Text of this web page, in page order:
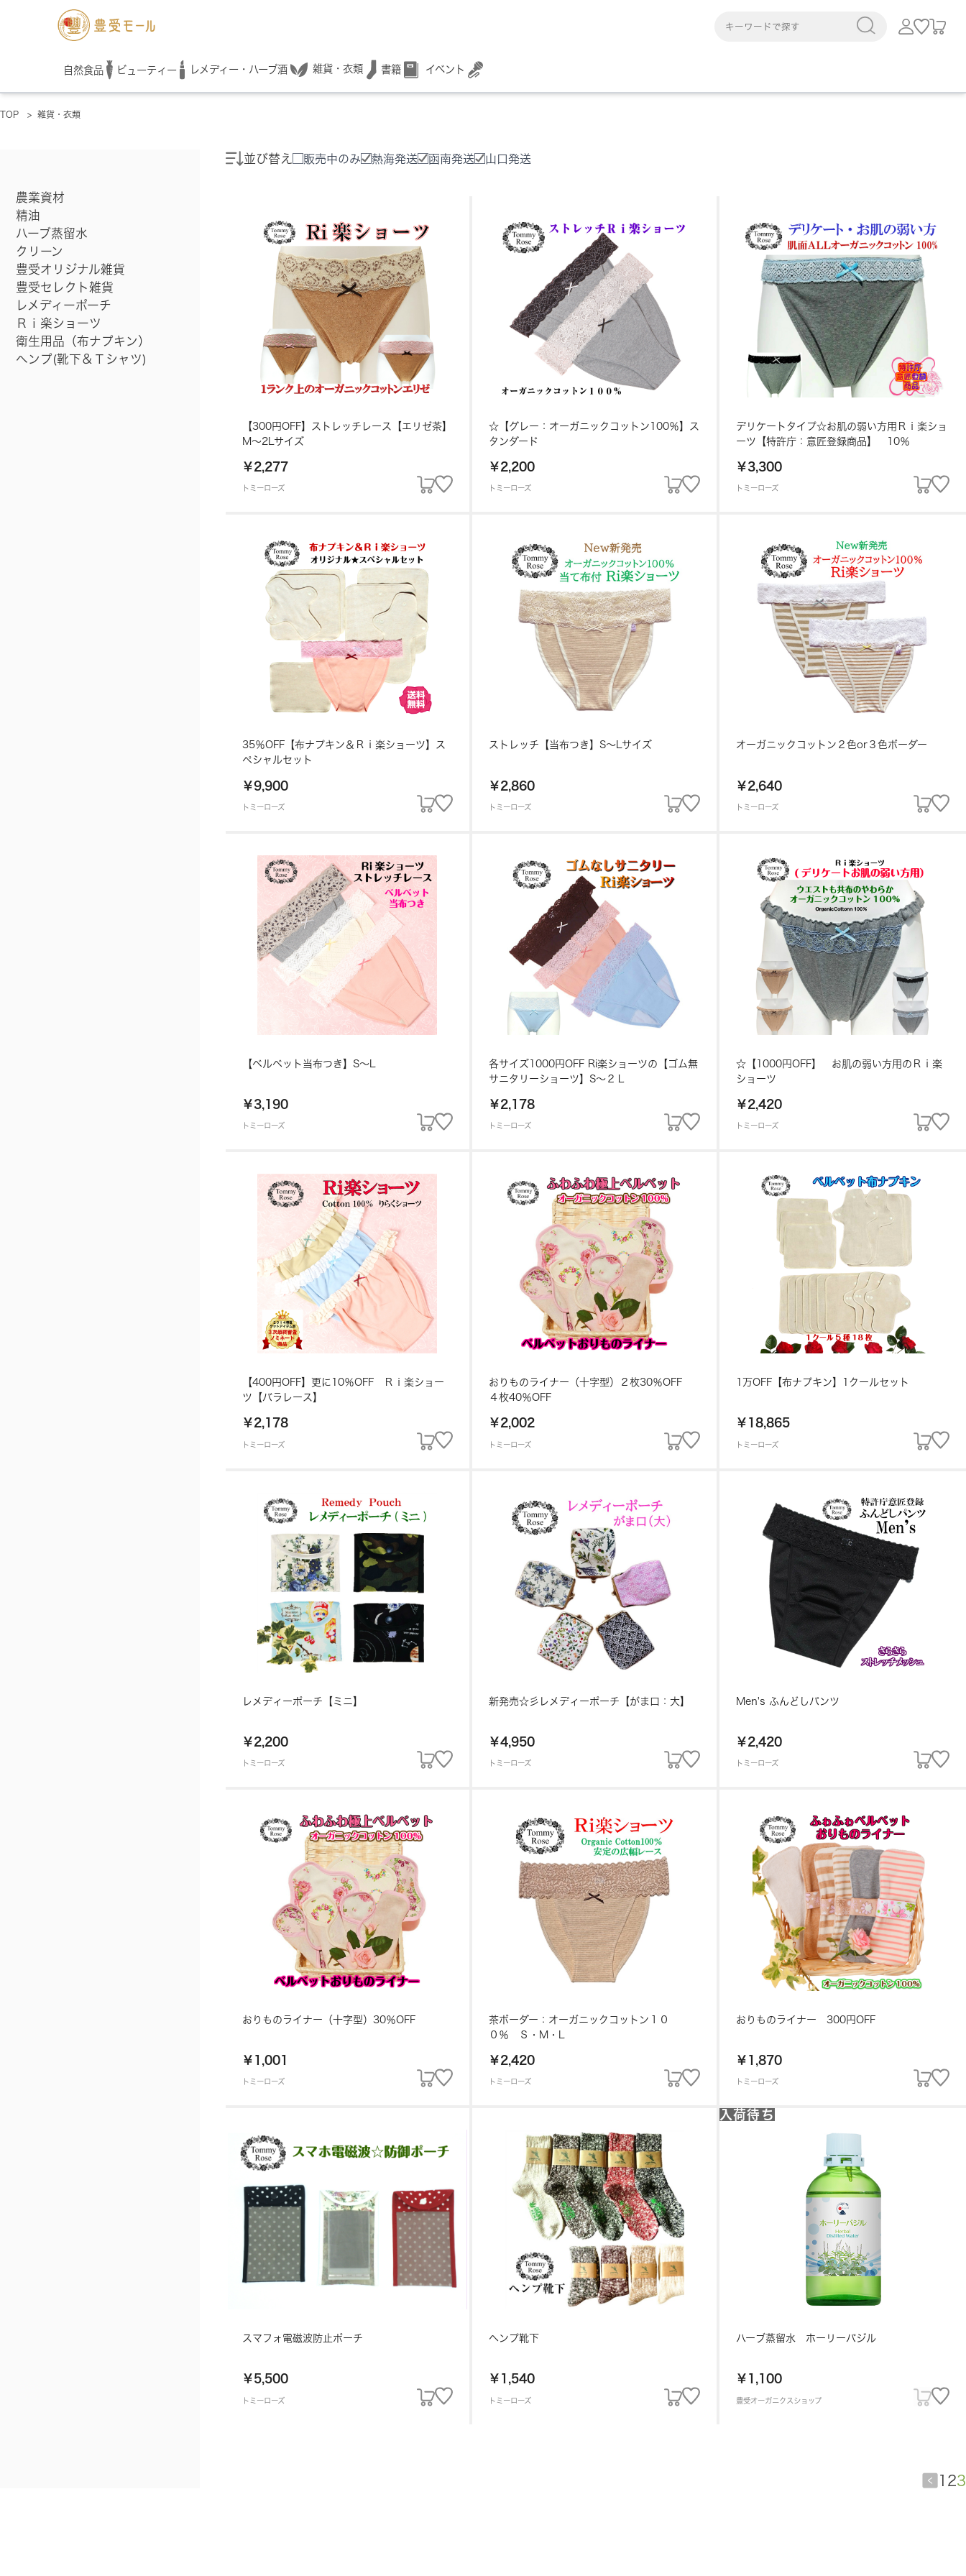
自然食品 ビューティー レメディー・ハーブ酒 雑貨・衣類 書籍 イベント
TOP > 雑貨・衣類
農業資材
精油
ハーブ蒸留水
クリーン
豊受オリジナル雑貨
豊受セレクト雑貨
レメディーポーチ
Ｒｉ楽ショーツ
衛生用品（布ナプキン）
ヘンプ(靴下＆Ｔシャツ)
並び替え 販売中のみ 熱海発送 函南発送 山口発送
【300円OFF】ストレッチレース【エリゼ茶】
M～2Lサイズ
￥2,277
トミーローズ
☆【グレー：オーガニックコットン100％】ス
タンダード
￥2,200
トミーローズ
デリケートタイプ☆お肌の弱い方用Ｒｉ楽ショ
ーツ【特許庁：意匠登録商品】 10％
￥3,300
トミーローズ
35％OFF【布ナプキン＆Ｒｉ楽ショーツ】ス
ペシャルセット
￥9,900
トミーローズ
ストレッチ【当布つき】S～Lサイズ
￥2,860
トミーローズ
オーガニックコットン２色or３色ボーダー
￥2,640
トミーローズ
【ベルベット当布つき】S～L
￥3,190
トミーローズ
各サイズ1000円OFF Ri楽ショーツの【ゴム無
サニタリーショーツ】S～２Ｌ
￥2,178
トミーローズ
☆【1000円OFF】 お肌の弱い方用のＲｉ楽
ショーツ
￥2,420
トミーローズ
【400円OFF】更に10％OFF Ｒｉ楽ショー
ツ【バラレース】
￥2,178
トミーローズ
おりものライナー（十字型）２枚30％OFF
４枚40％OFF
￥2,002
トミーローズ
1万OFF【布ナプキン】1クールセット
￥18,865
トミーローズ
レメディーポーチ【ミニ】
￥2,200
トミーローズ
新発売☆彡レメディーポーチ【がま口：大】
￥4,950
トミーローズ
Men's ふんどしパンツ
￥2,420
トミーローズ
おりものライナー（十字型）30％OFF
￥1,001
トミーローズ
茶ボーダー：オーガニックコットン１０
０％ Ｓ・M・L
￥2,420
トミーローズ
おりものライナー 300円OFF
￥1,870
トミーローズ
スマフォ電磁波防止ポーチ
￥5,500
トミーローズ
ヘンプ靴下
￥1,540
トミーローズ
入荷待ち
ハーブ蒸留水 ホーリーバジル
￥1,100
豊受オーガニクスショップ
1 23